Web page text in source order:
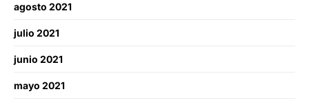
agosto 2021
julio 2021
junio 2021
mayo 2021